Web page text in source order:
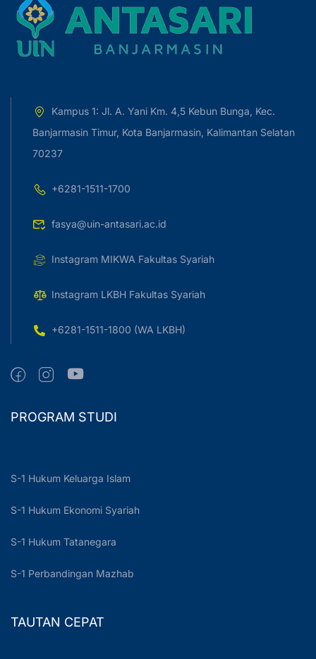
Kampus 1: Jl. A. Yani Km. 4,5 Kebun Bunga, Kec.
Banjarmasin Timur, Kota Banjarmasin, Kalimantan Selatan
70237
+6281-1511-1700
fasya@uin-antasari.ac.id
Instagram MIKWA Fakultas Syariah
Instagram LKBH Fakultas Syariah
+6281-1511-1800 (WA LKBH)
PROGRAM STUDI
S-1 Hukum Keluarga Islam
S-1 Hukum Ekonomi Syariah
S-1 Hukum Tatanegara
S-1 Perbandingan Mazhab
TAUTAN CEPAT